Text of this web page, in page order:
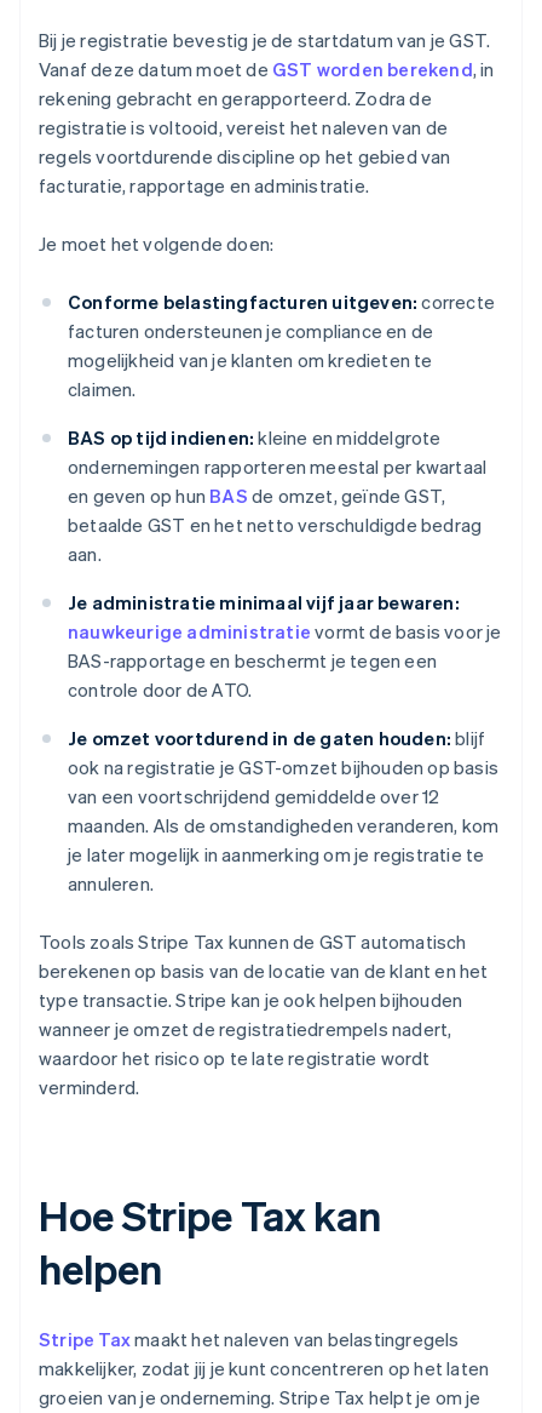
Bij je registratie bevestig je de startdatum van je GST.
Vanaf deze datum moet de GST worden berekend, in
rekening gebracht en gerapporteerd. Zodra de
registratie is voltooid, vereist het naleven van de
regels voortdurende discipline op het gebied van
facturatie, rapportage en administratie.
Je moet het volgende doen:
Conforme belastingfacturen uitgeven: correcte
facturen ondersteunen je compliance en de
mogelijkheid van je klanten om kredieten te
claimen.
BAS op tijd indienen: kleine en middelgrote
ondernemingen rapporteren meestal per kwartaal
en geven op hun BAS de omzet, geïnde GST,
betaalde GST en het netto verschuldigde bedrag
aan.
Je administratie minimaal vijf jaar bewaren:
nauwkeurige administratie vormt de basis voor je
BAS-rapportage en beschermt je tegen een
controle door de ATO.
Je omzet voortdurend in de gaten houden: blijf
ook na registratie je GST-omzet bijhouden op basis
van een voortschrijdend gemiddelde over 12
maanden. Als de omstandigheden veranderen, kom
je later mogelijk in aanmerking om je registratie te
annuleren.
Tools zoals Stripe Tax kunnen de GST automatisch
berekenen op basis van de locatie van de klant en het
type transactie. Stripe kan je ook helpen bijhouden
wanneer je omzet de registratiedrempels nadert,
waardoor het risico op te late registratie wordt
verminderd.
Hoe Stripe Tax kan
helpen
Stripe Taxmaakt het naleven van belastingregels
makkelijker, zodat jij je kunt concentreren op het laten
groeien van je onderneming. Stripe Tax helpt je om je